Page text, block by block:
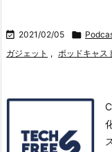
 2021/02/05 
ガジェット , ポッドキャス